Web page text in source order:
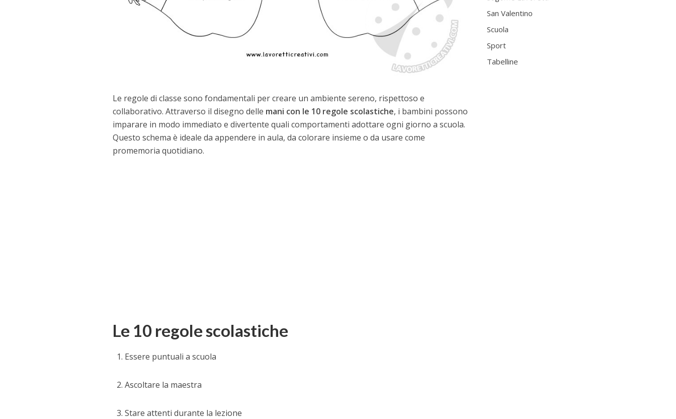
Le regole di classe sono fondamentali per creare un ambiente sereno, rispettoso e
collaborativo. Attraverso il disegno delle mani con le 10 regole scolastiche, i bambini possono
imparare in modo immediato e divertente quali comportamenti adottare ogni giorno a scuola.
Questo schema è ideale da appendere in aula, da colorare insieme o da usare come
promemoria quotidiano.
Le 10 regole scolastiche
Essere puntuali a scuola
Ascoltare la maestra
Stare attenti durante la lezione
San Valentino
Scuola
Sport
Tabelline